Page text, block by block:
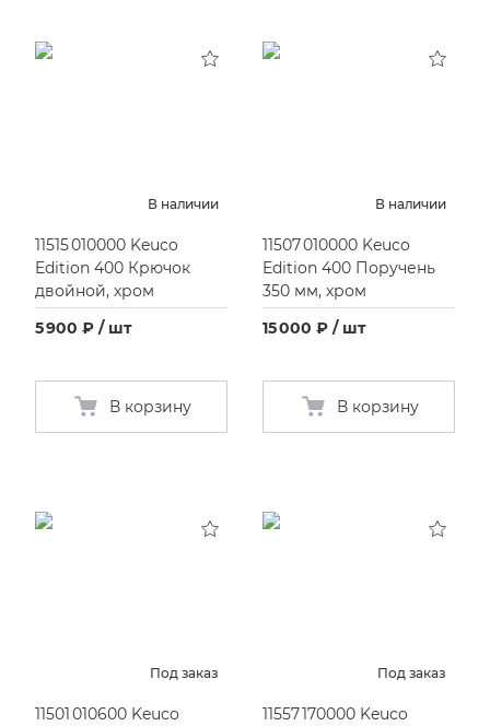
В наличии
11515 010000 Keuco
Edition 400 Крючок
двойной, хром
5 900 ₽ / шт
В корзину
В наличии
11507 010000 Keuco
Edition 400 Поручень
350 мм, хром
15 000 ₽ / шт
В корзину
Под заказ
11501 010600 Keuco
Под заказ
11557 170000 Keuco